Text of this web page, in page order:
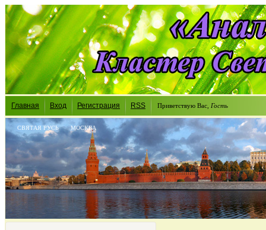
Главная Вход Регистрация RSS Приветствую Вас Гость
СВЯТАЯ РУСЬ МОСКВА